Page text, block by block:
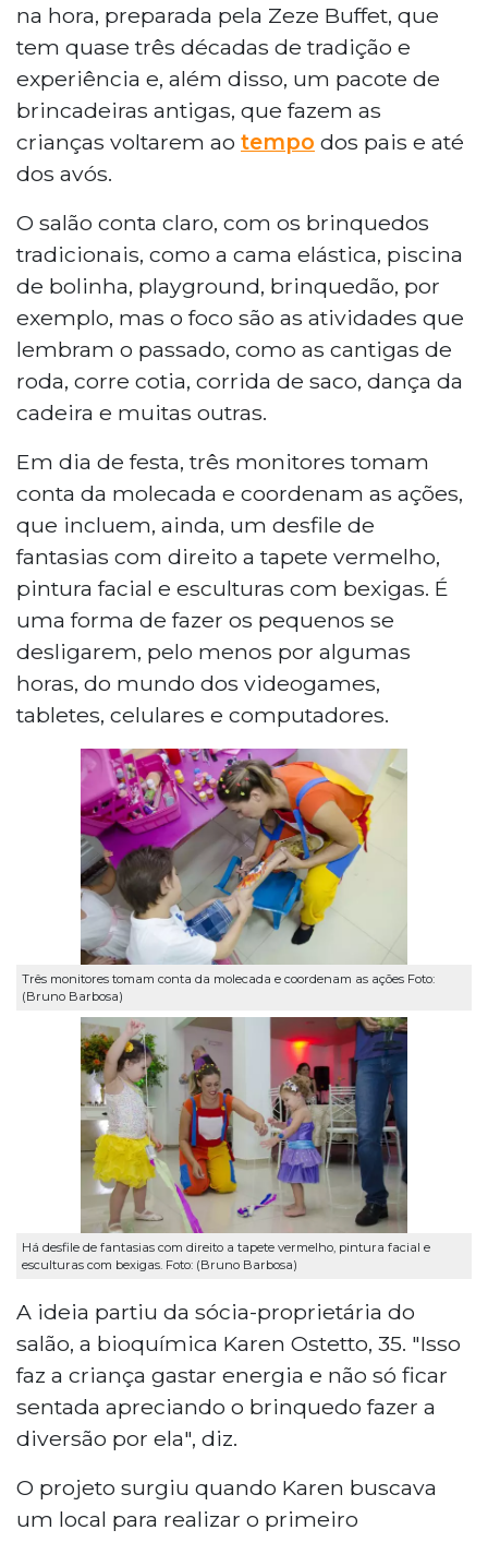
na hora, preparada pela Zeze Buffet, que
tem quase três décadas de tradição e
experiência e, além disso, um pacote de
brincadeiras antigas, que fazem as
crianças voltarem ao tempo dos pais e até
dos avós.
O salão conta claro, com os brinquedos
tradicionais, como a cama elástica, piscina
de bolinha, playground, brinquedão, por
exemplo, mas o foco são as atividades que
lembram o passado, como as cantigas de
roda, corre cotia, corrida de saco, dança da
cadeira e muitas outras.
Em dia de festa, três monitores tomam
conta da molecada e coordenam as ações,
que incluem, ainda, um desfile de
fantasias com direito a tapete vermelho,
pintura facial e esculturas com bexigas. É
uma forma de fazer os pequenos se
desligarem, pelo menos por algumas
horas, do mundo dos videogames,
tabletes, celulares e computadores.
Três monitores tomam conta da molecada e coordenam as ações Foto:
(Bruno Barbosa)
Há desfile de fantasias com direito a tapete vermelho, pintura facial e
esculturas com bexigas. Foto: (Bruno Barbosa)
A ideia partiu da sócia-proprietária do
salão, a bioquímica Karen Ostetto, 35. "Isso
faz a criança gastar energia e não só ficar
sentada apreciando o brinquedo fazer a
diversão por ela", diz.
O projeto surgiu quando Karen buscava
um local para realizar o primeiro